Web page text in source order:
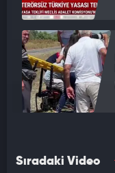
Sıradaki Video